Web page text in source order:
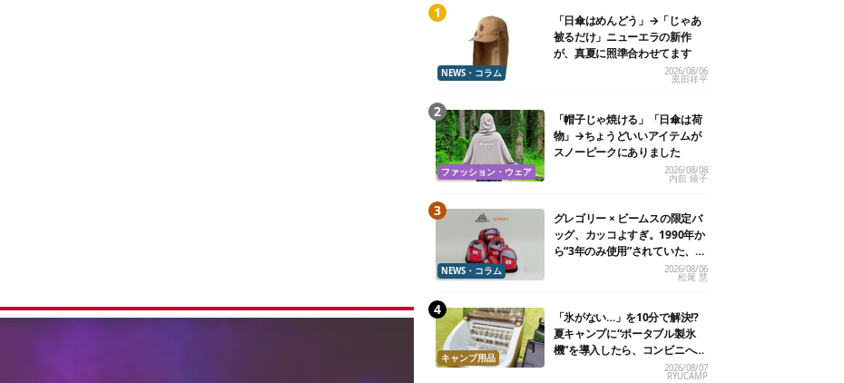
NEWS・コラム
「日傘はめんどう」→「じゃあ
被るだけ」ニューエラの新作
が、真夏に照準合わせてます
2026/08/06
黒田祥平
ファッション・ウェア
「帽子じゃ焼ける」「日傘は荷
物」→ちょうどいいアイテムが
スノーピークにありました
2026/08/08
内舘 綾子
NEWS・コラム
グレゴリー × ビームスの限定バ
ッグ、カッコよすぎ。1990年か
ら“3年のみ使用”されていた、紫
2026/08/06
松尾 慧
キャンプ用品
「氷がない…」を10分で解決!?
夏キャンプに“ポータブル製氷
機”を導入したら、コンビニへ走
2026/08/07
RYUCAMP